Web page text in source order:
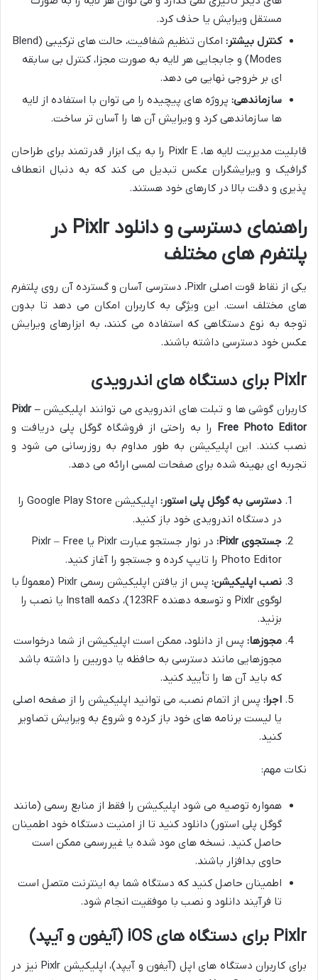
مستقل ویرایش یا حذف کرد.
کنترل بیشتر:
امکان تنظیم شفافیت، حالت های ترکیبی (Blend
Modes) و جابجایی هر لایه به صورت مجزا، کنترل بی سابقه
ای بر خروجی نهایی می دهد.
سازماندهی: پروژه های پیچیده را می توان با استفاده از لایه
ها سازماندهی کرد و ویرایش آن ها را آسان تر ساخت.
قابلیت مدیریت لایه ها، Pixlr E را به یک ابزار قدرتمند برای طراحان
گرافیک و ویرایشگران عکس تبدیل می کند که به دنبال انعطاف
پذیری و دقت بالا در کارهای خود هستند.
راهنمای دسترسی و دانلود Pixlr در
پلتفرم های مختلف
یکی از نقاط قوت اصلی Pixlr، دسترسی آسان و گسترده آن روی پلتفرم
های مختلف است. این ویژگی به کاربران امکان می دهد تا بدون
توجه به نوع دستگاهی که استفاده می کنند، به ابزارهای ویرایش
عکس خود دسترسی داشته باشند.
Pixlr برای دستگاه های اندرویدی
کاربران گوشی ها و تبلت های اندرویدی می توانند اپلیکیشنPixlr –
Free Photo Editor را به راحتی از فروشگاه گوگل پلی دریافت و
نصب کنند. این اپلیکیشن به طور مداوم به روزرسانی می شود و
تجربه ای بهینه شده برای صفحات لمسی ارائه می دهد.
دسترسی به گوگل پلی استور:
اپلیکیشن Google Play Store را
در دستگاه اندرویدی خود باز کنید.
جستجوی Pixlr:
در نوار جستجو عبارت Pixlr یا Pixlr – Free
Photo Editor را تایپ کرده و جستجو را آغاز کنید.
نصب اپلیکیشن:
پس از یافتن اپلیکیشن رسمی Pixlr (معمولاً با
لوگوی Pixlr و توسعه دهنده 123RF)، دکمه Install یا نصب را
بزنید.
مجوزها: پس از دانلود، ممکن است اپلیکیشن از شما درخواست
مجوزهایی مانند دسترسی به حافظه یا دوربین را داشته باشد
که باید آن ها را تأیید کنید.
اجرا: پس از اتمام نصب، می توانید اپلیکیشن را از صفحه اصلی
یا لیست برنامه های خود باز کرده و شروع به ویرایش تصاویر
کنید.
نکات مهم:
همواره توصیه می شود اپلیکیشن را فقط از منابع رسمی (مانند
گوگل پلی استور) دانلود کنید تا از امنیت دستگاه خود اطمینان
حاصل کنید. نسخه های مود شده یا غیررسمی ممکن است
حاوی بدافزار باشند.
اطمینان حاصل کنید که دستگاه شما به اینترنت متصل است
تا فرآیند دانلود و نصب با موفقیت انجام شود.
Pixlr برای دستگاه های iOS (آیفون و آیپد)
برای کاربران دستگاه های اپل (آیفون و آیپد)، اپلیکیشن Pixlr نیز در